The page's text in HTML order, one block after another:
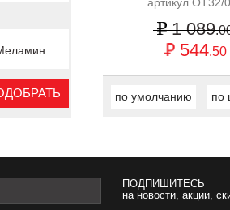
артикул OT32/
1 089
544.50
по умолчанию по
ПОДПИШИТЕСЬ
на новости, акции,